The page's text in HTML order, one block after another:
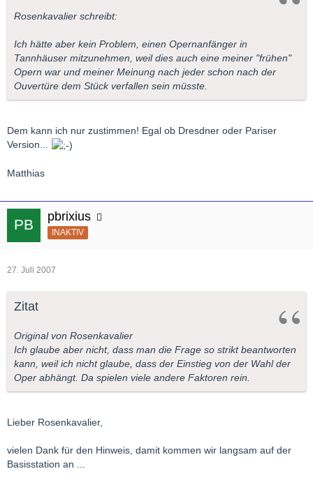
Rosenkavalier schreibt:
Ich hätte aber kein Problem, einen Opernanfänger in
Tannhäuser mitzunehmen, weil dies auch eine meiner "frühen"
Opern war und meiner Meinung nach jeder schon nach der
Ouvertüre dem Stück verfallen sein müsste.
Dem kann ich nur zustimmen! Egal ob Dresdner oder Pariser
Version...
Matthias
pbrixius
INAKTIV
27. Juli 2007
Zitat
Original von Rosenkavalier
Ich glaube aber nicht, dass man die Frage so strikt beantworten
kann, weil ich nicht glaube, dass der Einstieg von der Wahl der
Oper abhängt. Da spielen viele andere Faktoren rein.
Lieber Rosenkavalier,
vielen Dank für den Hinweis, damit kommen wir langsam auf der
Basisstation an ...